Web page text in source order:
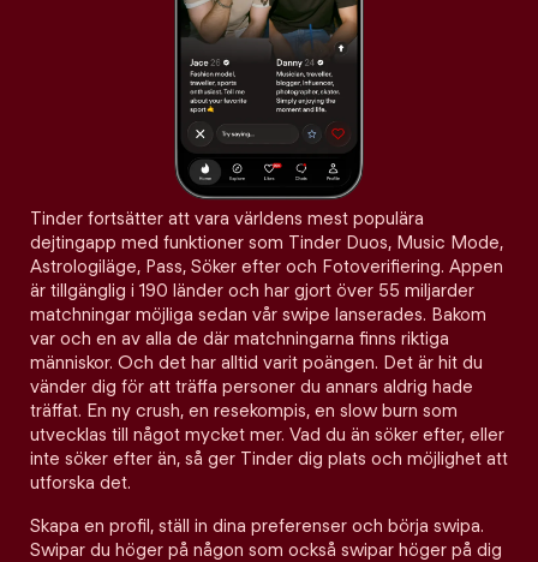
Tinder fortsätter att vara världens mest populära
dejtingapp med funktioner som Tinder Duos, Music Mode,
Astrologiläge, Pass, Söker efter och Fotoverifiering. Appen
är tillgänglig i 190 länder och har gjort över 55 miljarder
matchningar möjliga sedan vår swipe lanserades. Bakom
var och en av alla de där matchningarna finns riktiga
människor. Och det har alltid varit poängen. Det är hit du
vänder dig för att träffa personer du annars aldrig hade
träffat. En ny crush, en resekompis, en slow burn som
utvecklas till något mycket mer. Vad du än söker efter, eller
inte söker efter än, så ger Tinder dig plats och möjlighet att
utforska det.
Skapa en profil, ställ in dina preferenser och börja swipa.
Swipar du höger på någon som också swipar höger på dig